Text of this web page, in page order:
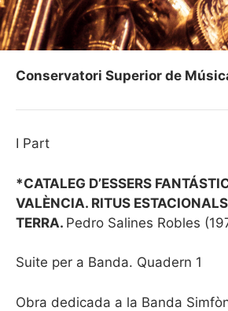
Conservatori Superior de
I Part
*CATALEG D’ESSERS
VALÈNCIA. RITUS
TERRA. Pedro Salines Robles
Suite per a Banda. Quadern 1
Obra dedicada a la Banda